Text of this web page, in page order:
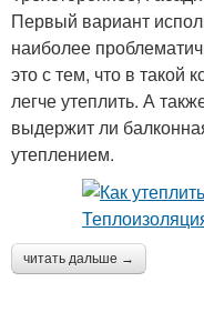
Первый вариант
наиболее
это с тем, что в такой
легче утеплить. А
выдержит ли
утеплением.
читать дальше →